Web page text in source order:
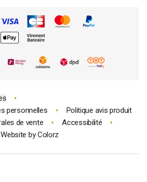
compte client
•
personnelles • Politique avis produit
de vente • Accessibilité •
Website byColorz